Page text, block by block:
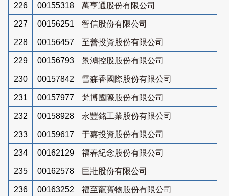
226 00155318 萬亨通股份有限公司
227 00156251 智信股份有限公司
228 00156457 至善投資股份有限公司
229 00156793 景鴻控股股份有限公司
230 00157842 雪森香國際股份有限公司
231 00157977 梵博國際股份有限公司
232 00158928 永豐銘工業股份有限公司
233 00159617 于嘉投資股份有限公司
234 00162129 福春紀念股份有限公司
235 00162578 巨壯股份有限公司
236 00163252 福至寵寶物股份有限公司